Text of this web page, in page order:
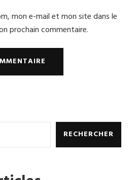
mon e-mail et mon site dans le
prochain commentaire.
RECHERCHER